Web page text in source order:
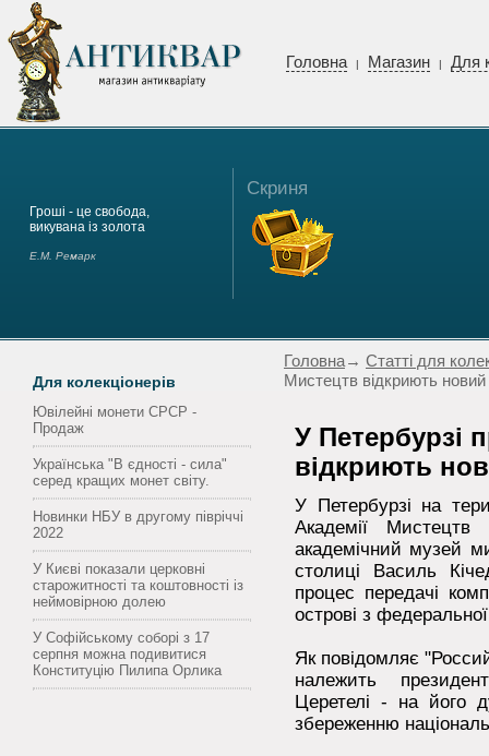
Головна | Магазин | Для
Гроші - це свобода,
викувана із золота
Е.М. Ремарк
Скриня
Для колекціонерів
Ювілейні монети СРСР -
Продаж
Українська "В єдності - сила"
серед кращих монет світу.
Новинки НБУ в другому півріччі
2022
У Києві показали церковні
старожитності та коштовності із
неймовірною долею
У Софійському соборі з 17
серпня можна подивитися
Конституцію Пилипа Орлика
Головна→ Статті для
Мистецтв відкриють
У Петербурзі
відкриють
У Петербурзі на
Академії Мистецтв
академічний музей
столиці Василь
процес передачі
острові з
Як повідомляє
належить
Церетелі - на його
збереженню